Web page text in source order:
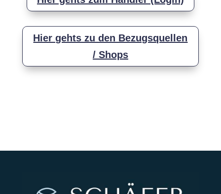
Hier gehts zu den Bezugsquellen
/ Shops